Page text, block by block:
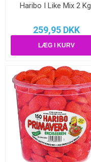
Haribo I Like Mix 2 Kg.
259,95 DKK